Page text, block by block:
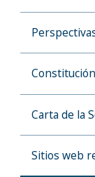
Carta de la
Sitios web